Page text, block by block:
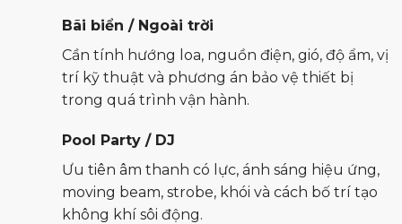
Bãi biển / Ngoài trời
Cần tính hướng loa, nguồn điện, gió, độ ẩm, vị
trí kỹ thuật và phương án bảo vệ thiết bị
trong quá trình vận hành.
Pool Party / DJ
Ưu tiên âm thanh có lực, ánh sáng hiệu ứng,
moving beam, strobe, khói và cách bố trí tạo
không khí sôi động.